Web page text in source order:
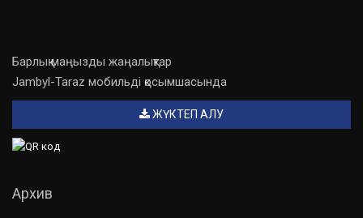
Барлық маңызды жаңалықтар
Jambyl-Taraz мобильді қосымшасында
ЖҮКТЕП АЛУ
Архив